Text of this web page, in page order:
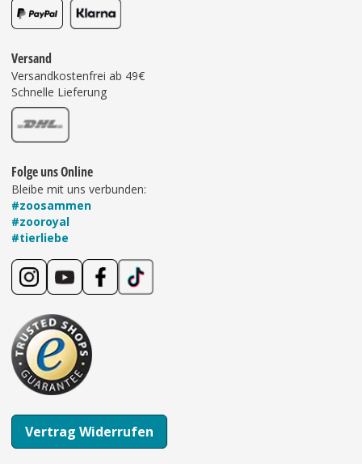
Versand
Versandkostenfrei ab 49€
Schnelle Lieferung
Folge uns Online
Bleibe mit uns verbunden:
#zoosammen
#zooroyal
#tierliebe
Vertrag Widerrufen